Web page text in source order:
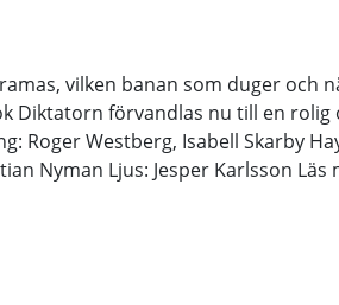
vilken banan som duger och
Diktatorn förvandlas nu till en
Roger Westberg, Isabell Skarby
Nyman Ljus: Jesper Karlsson